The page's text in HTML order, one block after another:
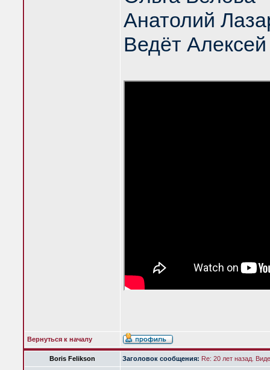
Анатолий
Ведёт
Вернуться к началу
Boris Felikson Заголовок сообщения: Re: 20 лет назад.